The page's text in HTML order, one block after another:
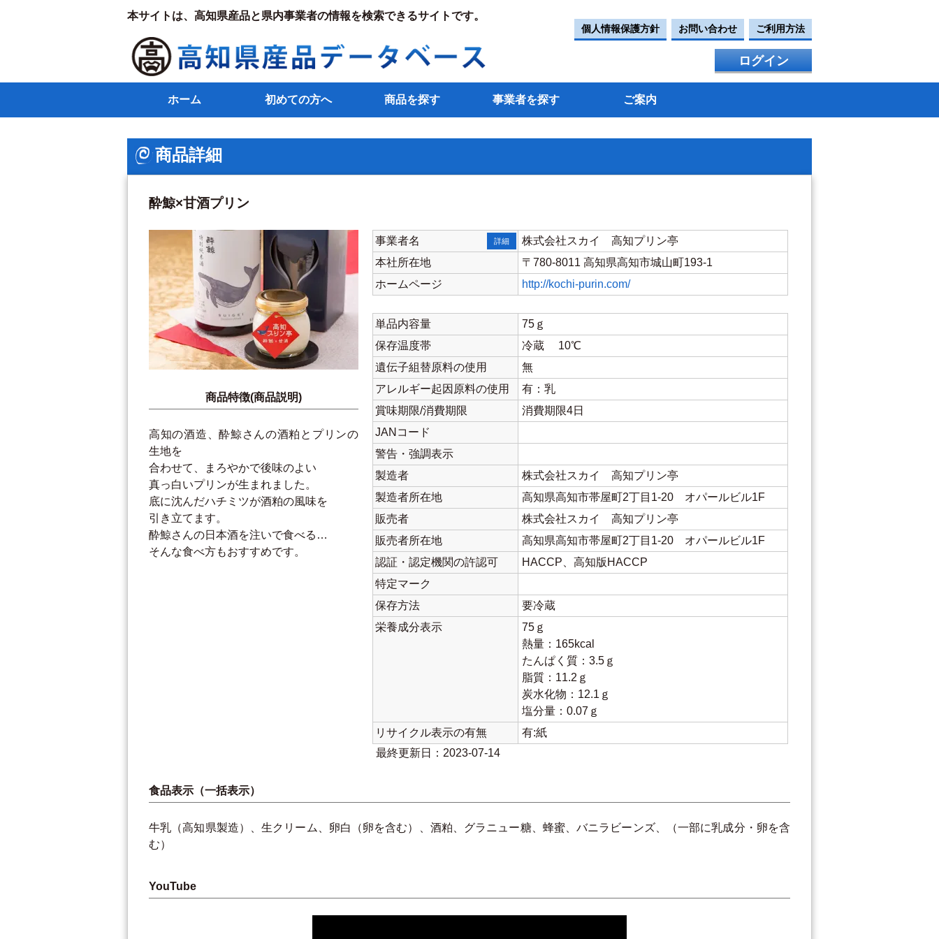
本サイトは、高知県産品と県内事業者の情報を検索できるサイトです。
個人情報保護方針 お問い合わせ ご利用方法
ログイン
ホーム 初めての方へ 商品を探す 事業者を探す ご案内
商品詳細
酔鯨×甘酒プリン
商品特徴(商品説明)
高知の酒造、酔鯨さんの酒粕とプリンの
生地を
合わせて、まろやかで後味のよい
真っ白いプリンが生まれました。
底に沈んだハチミツが酒粕の風味を
引き立てます。
酔鯨さんの日本酒を注いで食べる…
そんな食べ方もおすすめです。
事業者名 詳細
株式会社スカイ 高知プリン亭
本社所在地
〒780-8011 高知県高知市城山町193-1
ホームページ
http://kochi-purin.com/
単品内容量
75ｇ
保存温度帯
冷蔵 10℃
遺伝子組替原料の使用
無
アレルギー起因原料の使用
有：乳
賞味期限/消費期限
消費期限4日
JANコード
警告・強調表示
製造者
株式会社スカイ 高知プリン亭
製造者所在地
高知県高知市帯屋町2丁目1-20 オパールビル1F
販売者
株式会社スカイ 高知プリン亭
販売者所在地
高知県高知市帯屋町2丁目1-20 オパールビル1F
認証・認定機関の許認可
HACCP、高知版HACCP
特定マーク
保存方法
要冷蔵
栄養成分表示
75ｇ
熱量：165kcal
たんぱく質：3.5ｇ
脂質：11.2ｇ
炭水化物：12.1ｇ
塩分量：0.07ｇ
リサイクル表示の有無
有:紙
最終更新日：2023-07-14
食品表示（一括表示）
牛乳（高知県製造）、生クリーム、卵白（卵を含む）、酒粕、グラニュー糖、蜂蜜、バニラビーンズ、（一部に乳成分・卵を含
む）
YouTube